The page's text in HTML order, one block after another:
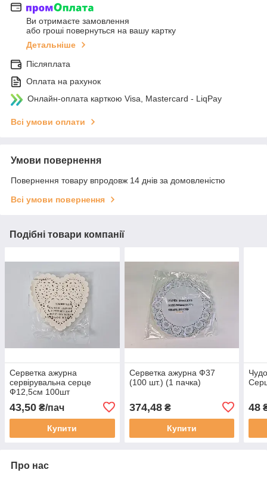
Ви отримаєте замовлення
або гроші повернуться на вашу картку
Детальніше
Післяплата
Оплата на рахунок
Онлайн-оплата карткою Visa, Mastercard - LiqPay
Всі умови оплати
Умови повернення
Повернення товару впродовж 14 днів за домовленістю
Всі умови повернення
Подібні товари компанії
Серветка ажурна
сервірувальна серце
Ф12,5см 100шт
43,50 ₴/пач
Купити
Серветка ажурна Ф37
(100 шт.) (1 пачка)
374,48₴
Купити
48
Про нас